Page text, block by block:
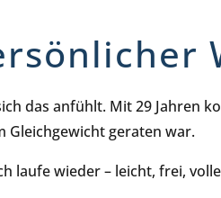
das anfühlt. Mit 29 Jahren
Gleichgewicht geraten war.
laufe wieder – leicht, frei,